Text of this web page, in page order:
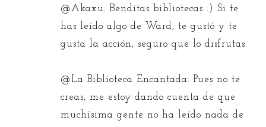
@Akaxu: Benditas bibliotecas :) Si te
has leído algo de Ward, te gustó y te
gusta la acción, seguro que lo disfrutas.
@ La Biblioteca Encantada: Pues no te
creas, me estoy dando cuenta de que
muchísima gente no ha leído nada de